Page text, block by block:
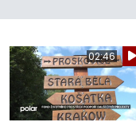
02:46